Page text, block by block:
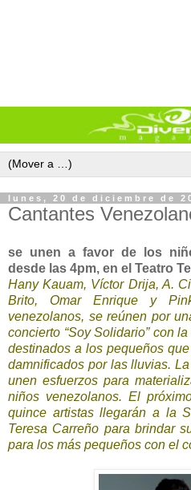
lunes, 20 de diciembre de
Cantantes
se unen a favor de los
desde las 4pm, en el Teatro
Hany Kauam, Víctor Drija, A.
Brito, Omar Enrique y
venezolanos, se reúnen por
concierto “Soy Solidario” con
destinados a los pequeños
damnificados por las lluvias.
unen esfuerzos para
niños venezolanos. El
quince artistas llegarán a la
Teresa Carreño para brindar
para los más pequeños con el